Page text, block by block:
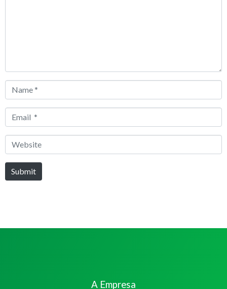
Name
Email
Website
Submit
A Empresa